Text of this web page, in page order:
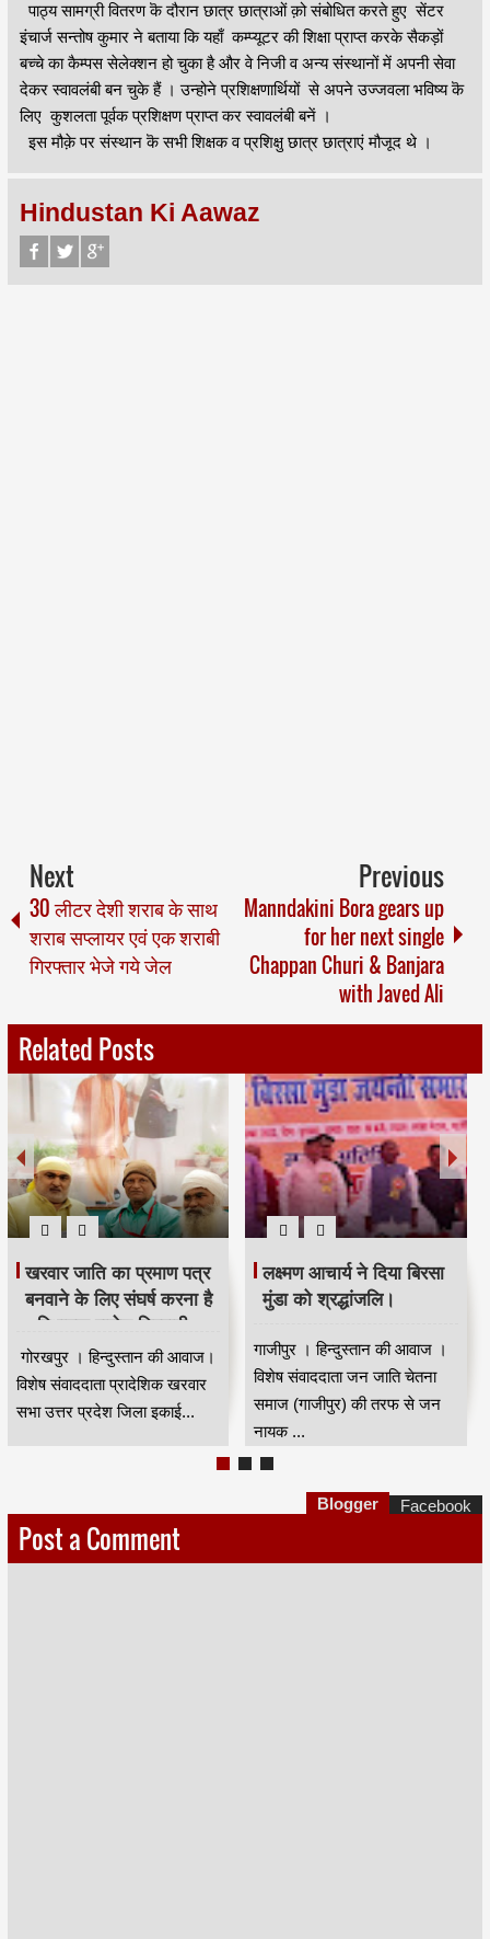
पाठ्य सामग्री वितरण कॆ दौरान छात्र छात्राओं क़ो संबोधित करते हुए सेंटर
इंचार्ज सन्तोष कुमार ने बताया कि यहाँ कम्प्यूटर की शिक्षा प्राप्त करके सैकड़ों
बच्चे का कैम्पस सेलेक्शन हो चुका है और वे निजी व अन्य संस्थानों में अपनी सेवा
देकर स्वावलंबी बन चुके हैं । उन्होने प्रशिक्षणार्थियों से अपने उज्जवला भविष्य कॆ
लिए कुशलता पूर्वक प्रशिक्षण प्राप्त कर स्वावलंबी बनें ।
इस मौक़े पर संस्थान कॆ सभी शिक्षक व प्रशिक्षु छात्र छात्राएं मौजूद थे ।
Hindustan Ki Aawaz
Next
30 लीटर देशी शराब के साथ
शराब सप्लायर एवं एक शराबी
गिरफ्तार भेजे गये जेल
Previous
Manndakini Bora gears up
for her next single
Chappan Churi & Banjara
with Javed Ali
Related Posts
भदंत ज्ञानेश्वर की 88 वीं
जयंती धूम धाम से मनाई गई।
कुशीनगर । हिन्दुस्तान की आवाज।
विषेष संवाददाता भारत रत्न डॉ बाबा
साहेब आंबेडकर के गुरु भा...
मजिंदर खरवार ने संगठन को
मजबूत बनाने की अपील की।
नई दिल्ली से मुंबई के वरिष्ठ पत्रकार
कपिलदेव खरवार की रिपोर्ट।खरवार
वेल्फेयर सोसायटी(रजि) की तरफ से
...
Post a Comment
Blogger Facebook